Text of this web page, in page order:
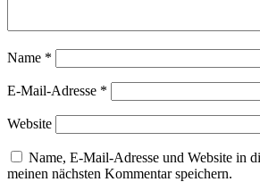
Name *
E-Mail-Adresse *
Website
Name, E-Mail-Adresse und Website in
meinen nächsten Kommentar speichern.